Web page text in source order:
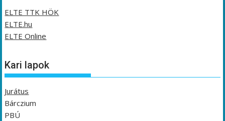
ELTE TTK HÖK
ELTE.hu
ELTE Online
Kari lapok
Jurátus
Bárczium
PBÚ